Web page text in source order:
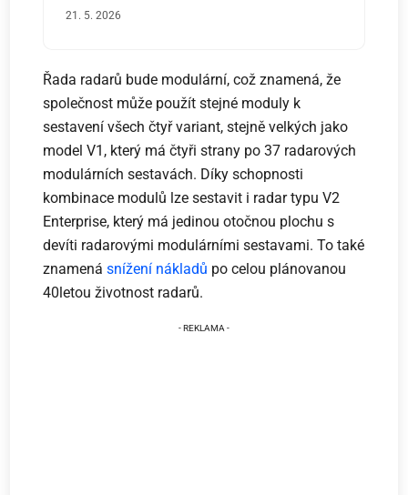
21. 5. 2026
Řada radarů bude modulární, což znamená, že
společnost může použít stejné moduly k
sestavení všech čtyř variant, stejně velkých jako
model V1, který má čtyři strany po 37 radarových
modulárních sestavách. Díky schopnosti
kombinace modulů lze sestavit i radar typu V2
Enterprise, který má jedinou otočnou plochu s
devíti radarovými modulárními sestavami. To také
znamenásnížení nákladů po celou plánovanou
40letou životnost radarů.